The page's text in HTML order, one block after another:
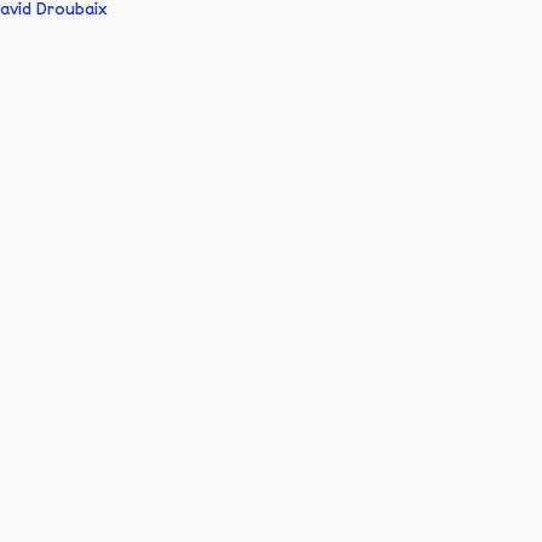
Droubaix